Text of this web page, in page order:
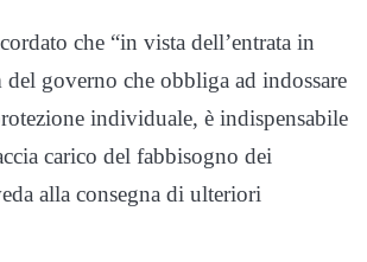
che “in vista dell’entrata in
governo che obbliga ad indossare
individuale, è indispensabile
carico del fabbisogno dei
alla consegna di ulteriori